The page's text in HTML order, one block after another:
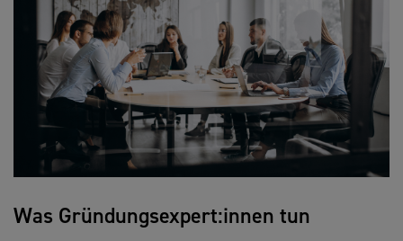
Was Gründungsexpert:innen tun